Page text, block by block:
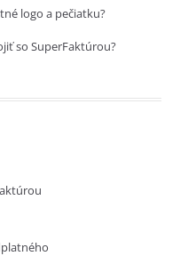
logo a pečiatku?
so SuperFaktúrou?